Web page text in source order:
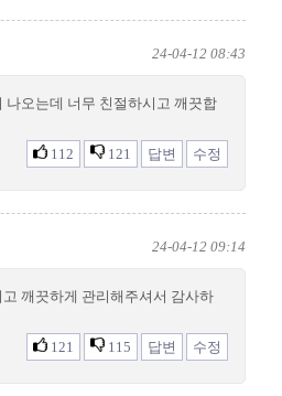
24-04-12 08:43
나오는데 너무 친절하시고 깨끗합
112
121 답변 수정
24-04-12 09:14
깨끗하게 관리해주셔서 감사하
121
115 답변 수정